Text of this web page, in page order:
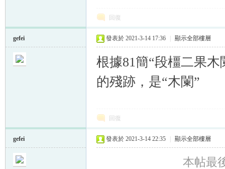
回復
gefei 發表於 2021-3-14 17:36 顯示全部樓層
根據81簡“段橿二果木
的殘跡，是“木闌”
回復
gefei 發表於 2021-3-14 22:35 顯示全部樓層
本帖最